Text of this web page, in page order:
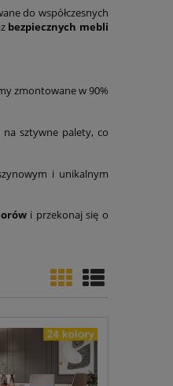
do współczesnych
bezpiecznych mebli
zmontowane w 90%
na sztywne palety, co
i unikalnym
i przekonaj się o